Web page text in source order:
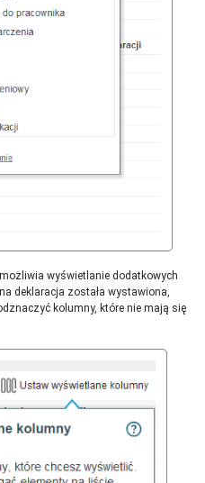
wyświetlanie dodatkowych
deklaracja została wystawiona,
kolumny, które nie mają się